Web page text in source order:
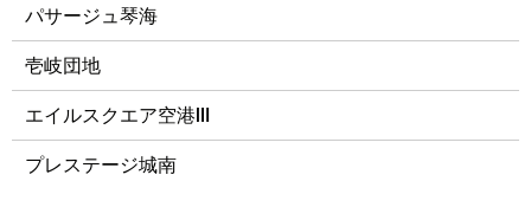
パサージュ琴海
壱岐団地
エイルスクエア空港Ⅲ
プレステージ城南